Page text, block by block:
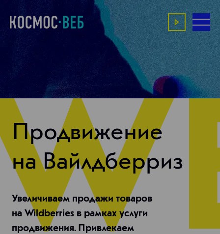
Продвижение
на Вайлдберриз
Увеличиваем продажи товаров
на Wildberries в рамках услуги
продвижения. Привлекаем